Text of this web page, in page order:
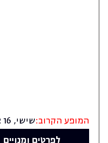
המופע הקרוב:שישי, 16 אוקטובר, 2026
לפרטים ומנויים